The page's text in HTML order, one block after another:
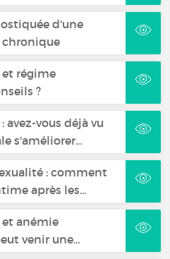
d'une
chronique
et régime
?
avez-vous déjà vu
s'améliorer…
: comment
après les…
et anémie
venir une…